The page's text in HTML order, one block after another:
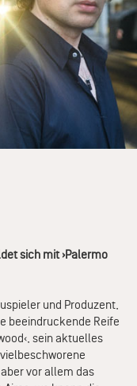
sich mit ›Palermo
und Produzent,
beeindruckende Reife
sein aktuelles
vor allem das